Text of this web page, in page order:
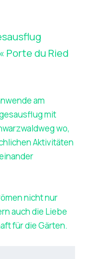
Porte du Ried
am
mit
wo,
Aktivitäten
nicht nur
auch die Liebe
für die Gärten.